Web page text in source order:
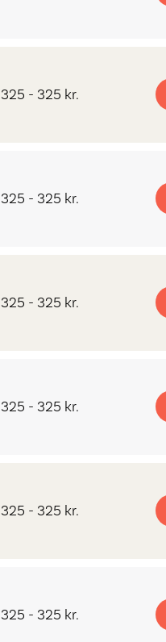
325 - 325 kr.
325 - 325 kr.
325 - 325 kr.
325 - 325 kr.
325 - 325 kr.
325 - 325 kr.